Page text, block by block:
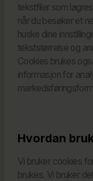
tekstfiler som
når du besøker et
huske dine
tekststørrelse og
Cookies brukes
informasjon for
Hvordan
Vi bruker cookies
brukes. Vi bruker